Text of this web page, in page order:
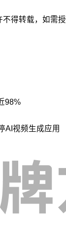
得转载，如需授
98%
AI视频生成应用